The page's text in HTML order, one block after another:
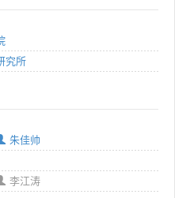
究所
朱佳帅
李江涛